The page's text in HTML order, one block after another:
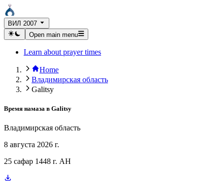
ВИЛ 2007
Open main menu
Learn about prayer times
Home
Владимирская область
Galitsy
Время намаза в Galitsy
Владимирская область
8 августа 2026 г.
25 сафар 1448 г. AH